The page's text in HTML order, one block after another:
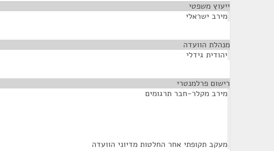
ייעוץ משפטי
מירב ישראלי
מנהלת הוועדה
יהודית גידלי
רישום פרלמנטרי
מירב מקלר-חבר תרגומים
מעקב תקופתי אחר החלטות מדיוני הוועדה